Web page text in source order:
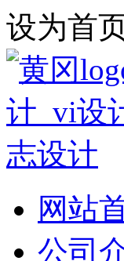
设为首
网站
公司